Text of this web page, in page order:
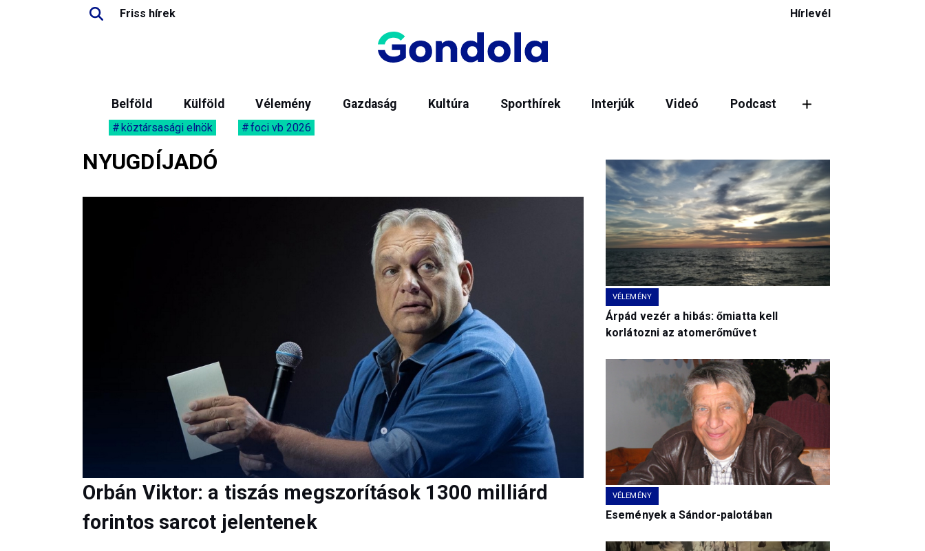
Friss hírek Hírlevél
Belföld Külföld Vélemény Gazdaság Kultúra Sporthírek Interjúk Videó Podcast
köztársasági elnök foci vb 2026
NYUGDÍJADÓ
Orbán Viktor: a tiszás megszorítások 1300 milliárd
forintos sarcot jelentenek
VÉLEMÉNY
Árpád vezér a hibás: őmiatta kell
korlátozni az atomerőművet
VÉLEMÉNY
Események a Sándor-palotában